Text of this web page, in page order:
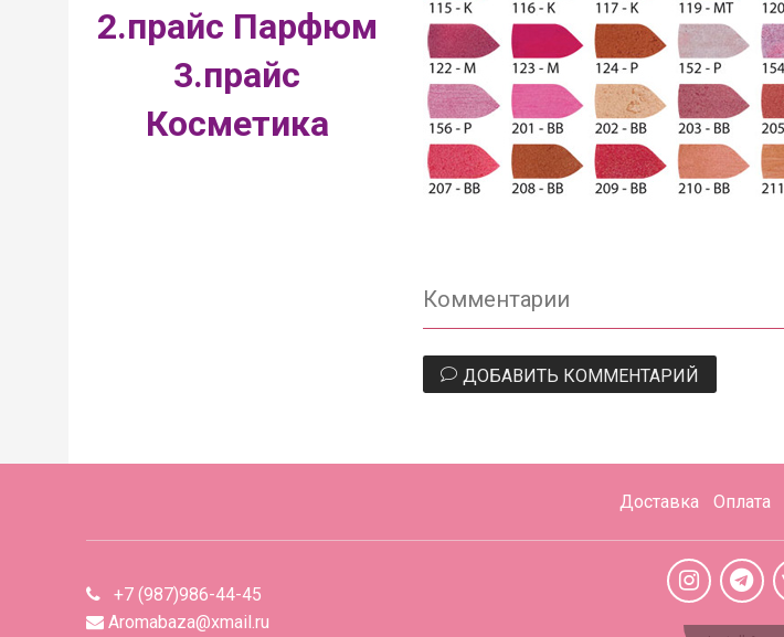
Комментарии
ДОБАВИТЬ КОММЕНТАРИЙ
2.прайс Парфюм
3.прайс
Косметика
Доставка Оплата
+7 (987)986-44-45
Aromabaza@xmail.ru